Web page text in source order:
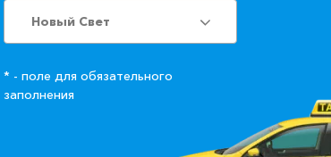
Новый Свет
* - поле для обязательного
заполнения